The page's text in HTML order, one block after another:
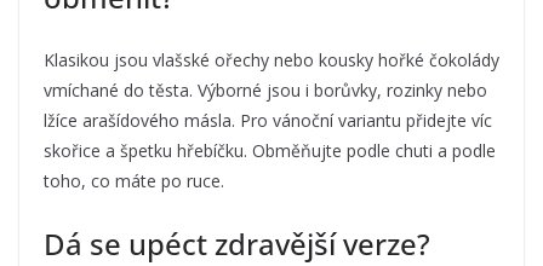
Klasikou jsou vlašské ořechy nebo kousky hořké čokolády
vmíchané do těsta. Výborné jsou i borůvky, rozinky nebo
lžíce arašídového másla. Pro vánoční variantu přidejte víc
skořice a špetku hřebíčku. Obměňujte podle chuti a podle
toho, co máte po ruce.
Dá se upéct zdravější verze?